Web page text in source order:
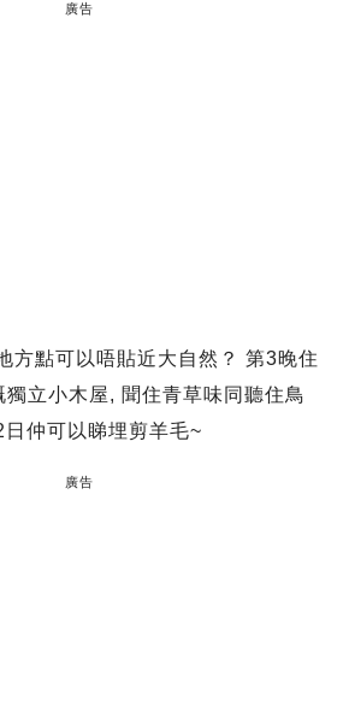
廣告
方點可以唔貼近大自然？ 第3晚住
獨立小木屋, 聞住青草味同聽住鳥
仲可以睇埋剪羊毛~
廣告